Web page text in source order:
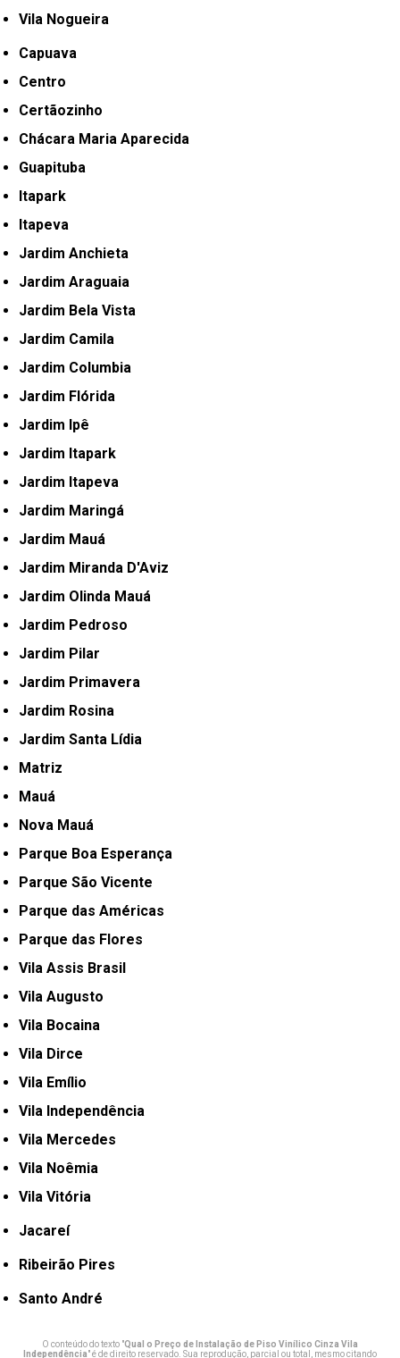
Vila Nogueira
Capuava
Centro
Certãozinho
Chácara Maria Aparecida
Guapituba
Itapark
Itapeva
Jardim Anchieta
Jardim Araguaia
Jardim Bela Vista
Jardim Camila
Jardim Columbia
Jardim Flórida
Jardim Ipê
Jardim Itapark
Jardim Itapeva
Jardim Maringá
Jardim Mauá
Jardim Miranda D'Aviz
Jardim Olinda Mauá
Jardim Pedroso
Jardim Pilar
Jardim Primavera
Jardim Rosina
Jardim Santa Lídia
Matriz
Mauá
Nova Mauá
Parque Boa Esperança
Parque São Vicente
Parque das Américas
Parque das Flores
Vila Assis Brasil
Vila Augusto
Vila Bocaina
Vila Dirce
Vila Emílio
Vila Independência
Vila Mercedes
Vila Noêmia
Vila Vitória
Jacareí
Ribeirão Pires
Santo André
O conteúdo do texto "Qual o Preço de Instalação de Piso Vinílico Cinza Vila
Independência" é de direito reservado. Sua reprodução, parcial ou total, mesmo citando